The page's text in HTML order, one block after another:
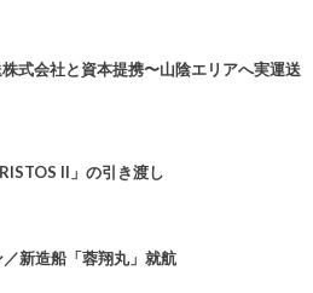
式会社と資本提携〜山陰エリアへ実運送
II」の引き渡し
新造船「蓉翔丸」就航